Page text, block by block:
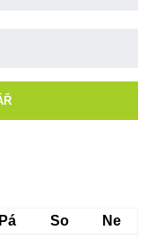
Pá So Ne